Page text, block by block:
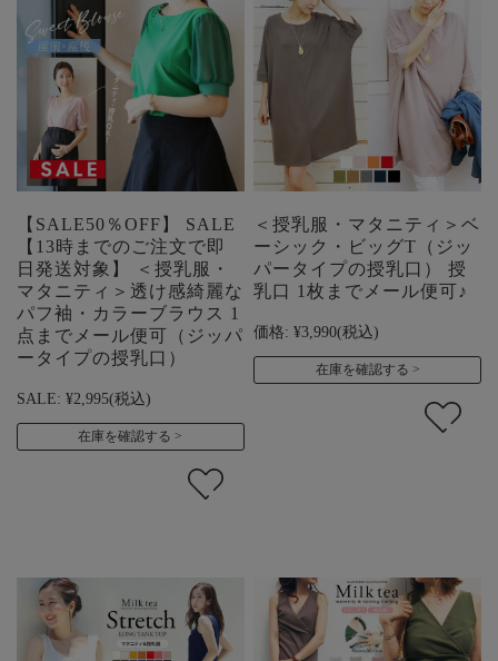
【SALE50％OFF】 SALE
【13時までのご注文で即
日発送対象】 ＜授乳服・
マタニティ＞透け感綺麗な
パフ袖・カラーブラウス 1
点までメール便可（ジッパ
ータイプの授乳口）
SALE: ¥2,995(税込)
在庫を確認する
＜授乳服・マタニティ＞ベ
ーシック・ビッグT（ジッ
パータイプの授乳口） 授
乳口 1枚までメール便可♪
価格: ¥3,990(税込)
在庫を確認する